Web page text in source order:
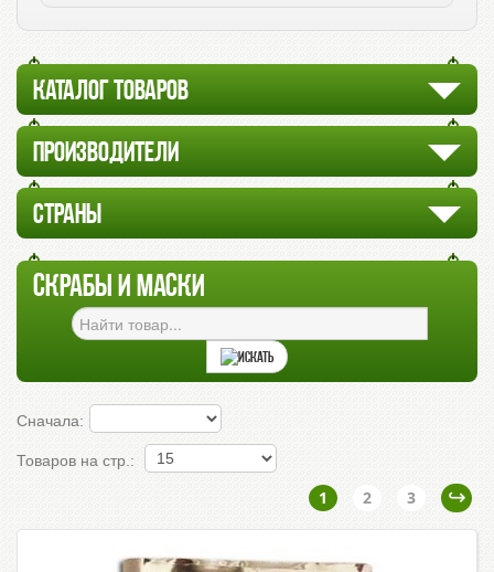
КАТАЛОГ ТОВАРОВ
ПРОИЗВОДИТЕЛИ
СТРАНЫ
СКРАБЫ И МАСКИ
Сначала:
Товаров на стр.:
1 2 3